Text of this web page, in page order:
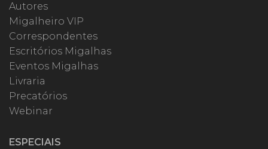
Autores
Migalheiro VIP
Correspondentes
Escritórios Migalhas
Eventos Migalhas
Livraria
Precatórios
Webinar
ESPECIAIS